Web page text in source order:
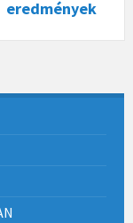
eredmények